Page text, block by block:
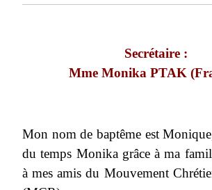
Secrétaire :
Mme Monika PTAK
Mon nom de baptême est
du temps Monika grâce à ma
à mes amis du Mouvement